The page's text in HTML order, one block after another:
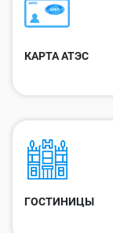
КАРТА АТЭС
ГОСТИНИЦЫ